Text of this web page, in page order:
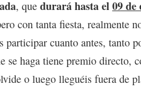
, que durará hasta el09 de
con tanta fiesta, realmente
participar cuanto antes, tanto
se haga tiene premio directo,
o luego lleguéis fuera de